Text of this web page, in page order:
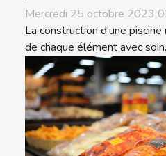
Mercredi 25 octobre 2023
La construction d'une
de chaque élément avec